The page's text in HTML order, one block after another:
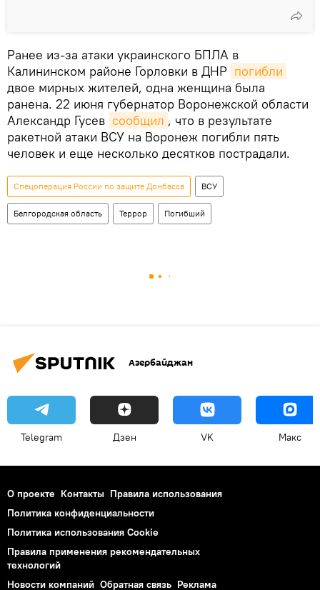
Ранее из-за атаки украинского БПЛА в
Калининском районе Горловки в ДНР погибли
двое мирных жителей, одна женщина была
ранена. 22 июня губернатор Воронежской области
Александр Гусев сообщил , что в результате
ракетной атаки ВСУ на Воронеж погибли пять
человек и еще несколько десятков пострадали.
Спецоперация России по защите Донбасса ВСУ
Белгородская область Террор Погибший
Азербайджан
Telegram Дзен VK Макс
О проекте Контакты Правила использования
Политика конфиденциальности
Политика использования Cookie
Правила применения рекомендательных
технологий
Новости компаний Обратная связь Реклама